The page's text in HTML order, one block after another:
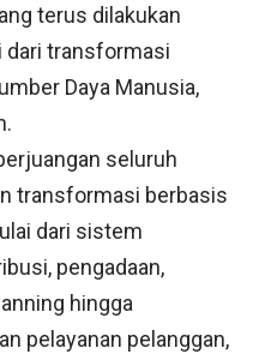
terus dilakukan
dari transformasi
Daya Manusia,
seluruh
transformasi berbasis
dari sistem
pengadaan,
hingga
pelayanan pelanggan,